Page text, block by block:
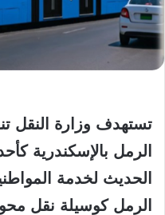
تستهدف وزارة النقل
الرمل بالإسكندرية
الحديث لخدمة
الرمل كوسيلة نقل